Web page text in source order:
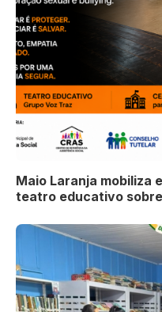
Maio Laranja mobiliza
teatro educativo